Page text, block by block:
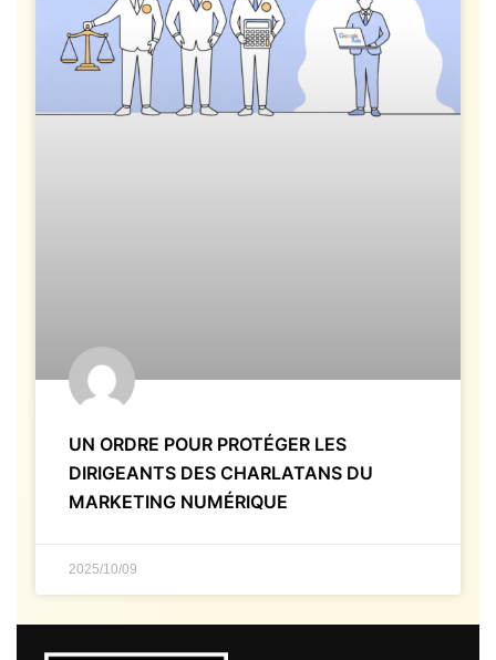
UN ORDRE POUR PROTÉGER LES
DIRIGEANTS DES CHARLATANS DU
MARKETING NUMÉRIQUE
2025/10/09